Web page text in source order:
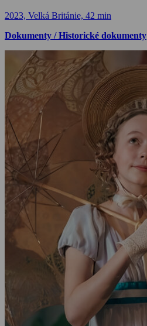
2023, Velká Británie, 42 min
Dokumenty / Historické dokumenty